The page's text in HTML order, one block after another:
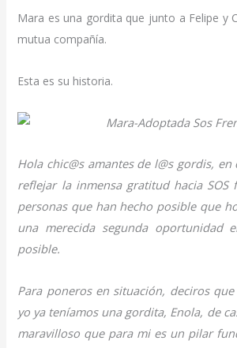
Mara es una gordita que junto a Felipe y
mutua compañía.
Esta es su historia.
Hola chic@s amantes de l@s gordis,
reflejar la inmensa gratitud hacia SOS
personas que han hecho posible que
una merecida segunda oportunidad
posible.
Para poneros en situación, deciros
yo ya teníamos una gordita, Enola, de
maravilloso que para mi es un pilar
las
buenas
Sos